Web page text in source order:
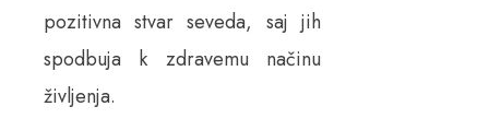
pozitivna stvar seveda, saj jih
spodbuja k zdravemu načinu
življenja.